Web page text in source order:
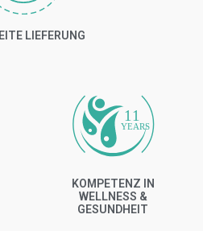
LIEFERUNG
11
YEARS
KOMPETENZ IN
WELLNESS &
GESUNDHEIT